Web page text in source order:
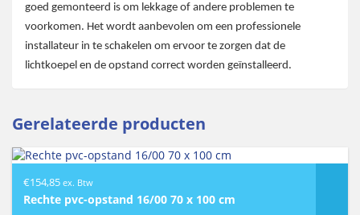
goed gemonteerd is om lekkage of andere problemen te
voorkomen. Het wordt aanbevolen om een professionele
installateur in te schakelen om ervoor te zorgen dat de
lichtkoepel en de opstand correct worden geïnstalleerd.
Gerelateerde producten
€154,85 ex. Btw
Rechte pvc-opstand 16/00 70 x 100 cm